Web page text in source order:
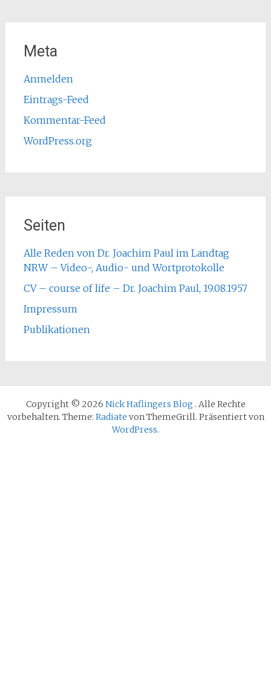
Meta
Anmelden
Eintrags-Feed
Kommentar-Feed
WordPress.org
Seiten
Alle Reden von Dr. Joachim Paul im Landtag
NRW – Video-, Audio- und Wortprotokolle
CV – course of life – Dr. Joachim Paul, 19.08.1957
Impressum
Publikationen
Copyright © 2026 Nick Haflingers Blog . Alle Rechte
vorbehalten. Theme: Radiate von ThemeGrill. Präsentiert von
WordPress.